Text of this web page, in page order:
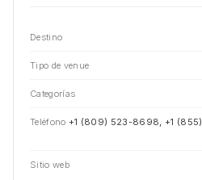
Destino
Tipo de venue
Categorías
Teléfono +1 (809) 523-8698, +1
Sitio web